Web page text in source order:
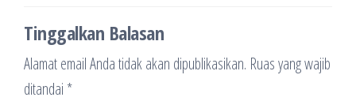
Tinggalkan Balasan
Alamat email Anda tidak akan dipublikasikan. Ruas yang wajib
ditandai *